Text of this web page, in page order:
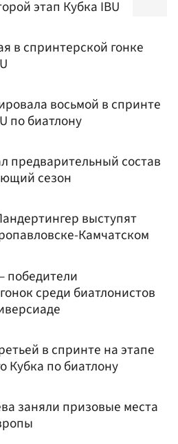
этап Кубка IBU
в спринтерской гонке
восьмой в спринте
по биатлону
предварительный состав
сезон
выступят
Камчатском
победители
среди биатлонистов
в спринте на этапе
Кубка по биатлону
заняли призовые места